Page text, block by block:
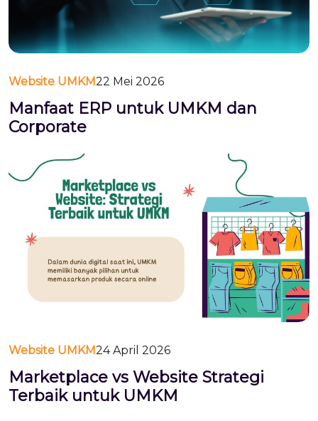
Website UMKM22 Mei 2026
Manfaat ERP untuk UMKM dan
Corporate
Website UMKM24 April 2026
Marketplace vs Website Strategi
Terbaik untuk UMKM